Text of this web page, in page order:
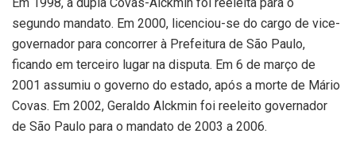
segundo mandato. Em 2000, licenciou-se do cargo de vice-
governador para concorrer à Prefeitura de São Paulo,
ficando em terceiro lugar na disputa. Em 6 de março de
2001 assumiu o governo do estado, após a morte de Mário
Covas. Em 2002, Geraldo Alckmin foi reeleito governador
de São Paulo para o mandato de 2003 a 2006.